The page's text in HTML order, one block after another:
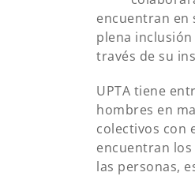
encuentran en
plena
través de su
UPTA tiene
hombres en
colectivos con
encuentran
las personas,